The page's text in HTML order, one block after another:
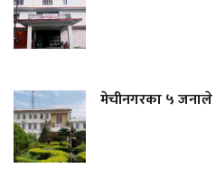
मेचीनगरका ५ जनाले